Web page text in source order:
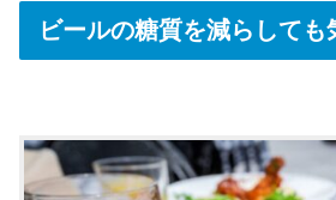
ビールの糖質を減らしても